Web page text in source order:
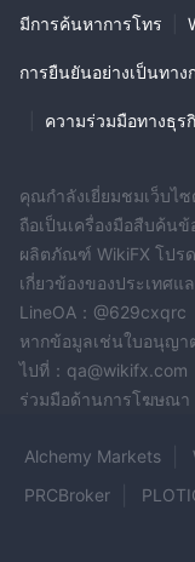
ให้แน่ใจว่าคุณเข้าใจคว
บริการและนโยบายขอ
พิจารณา เนื่องจากข้อมู
หรือดำเนินการใดๆ คว
วิจารณ์นี้เป็นของผู้อ่านแ
มีการค้นหาการโทร
การยืนยันอย่างเป็นทาง
ความร่วมมือทางธุร
คุณกำลังเยี่ยมชมเว็บไ
ถือเป็นเครื่องมือสืบค้น
ผลิตภัณฑ์ WikiFX โปร
เกี่ยวข้องของประเทศ
LineOA：@629cxqrc
หากข้อมูลเช่นใบอนุญา
ไปที่：qa@wikifx.com
ร่วมมือด้านการโฆษณา
Alchemy Markets
PRCBroker